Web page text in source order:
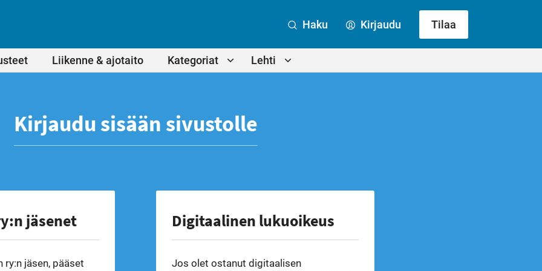
Liikenne & ajotaito Kategoriat Lehti
Haku Kirjaudu Tilaa
Kirjaudu sisään sivustolle
jäsenet
ry:n jäsen, pääset
Digitaalinen lukuoikeus
Jos olet ostanut digitaalisen